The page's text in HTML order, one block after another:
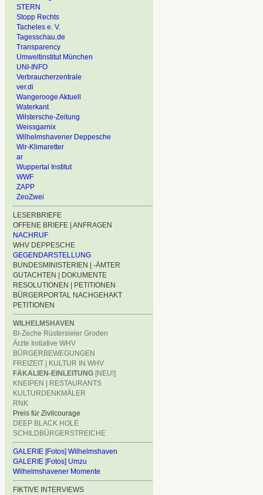
STERN
Stopp Rechts
Tacheles e. V.
Tagesschau.de
Transparency
Umweltinstitut München
UNI-INFO
Verbraucherzentrale
ver.di
Wangerooge Aktuell
Waterkant
Wilstersche-Zeitung
Weissgarnix
Wilhelmshavener Deppesche
Wir-Klimaretter
ar
Wuppertal Institut
WWF
ZAPP
ZeoZwei
LESERBRIEFE
OFFENE BRIEFE | ANFRAGEN
NACHRUF
WHV DEPPESCHE
GEGENDARSTELLUNG
BUNDESMINISTERIEN | -ÄMTER
GUTACHTEN | DOKUMENTE
RESOLUTIONEN | PETITIONEN
BÜRGERPORTAL NACHGEHAKT
PETITIONEN
WILHELMSHAVEN
BI-Zeche Rüstersieler Groden
Ärzte Initiative WHV
BÜRGERBEWEGUNGEN
FREIZEIT | KULTUR IN WHV
FÄKALIEN-EINLEITUNG [NEU!]
KNEIPEN | RESTAURANTS
KULTURDENKMÄLER
RNK
Preis für Zivilcourage
DEEP BLACK HOLE
SCHILDBÜRGERSTREICHE
GALERIE [Fotos] Wilhelmshaven
GALERIE [Fotos] Umzu
Wilhelmshavener Momente
FIKTIVE INTERVIEWS